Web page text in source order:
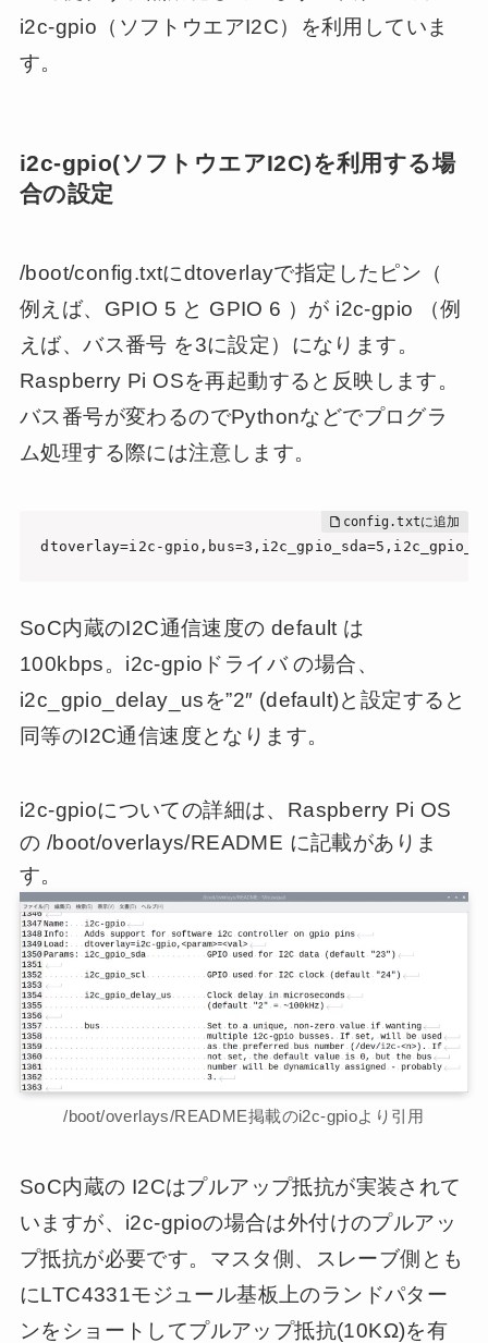
i2c-gpio（ソフトウエアI2C）を利用していま
す。
i2c-gpio(ソフトウエアI2C)を利用する場
合の設定
/boot/config.txtにdtoverlayで指定したピン（
例えば、GPIO 5 と GPIO 6 ）が i2c-gpio （例
えば、バス番号 を3に設定）になります。
Raspberry Pi OSを再起動すると反映します。
バス番号が変わるのでPythonなどでプログラ
ム処理する際には注意します。
dtoverlay=i2c-
SoC内蔵のI2C通信速度の default は
100kbps。i2c-gpioドライバ の場合、
i2c_gpio_delay_usを”2″ (default)と設定すると
同等のI2C通信速度となります。
i2c-gpioについての詳細は、Raspberry Pi OS
の /boot/overlays/README に記載がありま
す。
/boot/overlays/README掲載のi2c-gpioより引用
SoC内蔵の I2Cはプルアップ抵抗が実装されて
いますが、i2c-gpioの場合は外付けのプルアッ
プ抵抗が必要です。マスタ側、スレーブ側とも
にLTC4331モジュール基板上のランドパター
ンをショートしてプルアップ抵抗(10KΩ)を有